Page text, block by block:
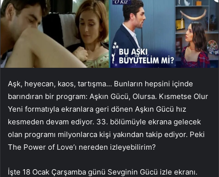
Aşk, heyecan, kaos, tartışma… Bunların hepsini içinde
barındıran bir program: Aşkın Gücü, Olursa. Kısmetse Olur
Yeni formatıyla ekranlara geri dönen Aşkın Gücü hız
kesmeden devam ediyor. 33. bölümüyle ekrana gelecek
olan programı milyonlarca kişi yakından takip ediyor. Peki
The Power of Love’ı nereden izleyebilirim?
İşte 18 Ocak Çarşamba günü Sevginin Gücü izle ekranı.